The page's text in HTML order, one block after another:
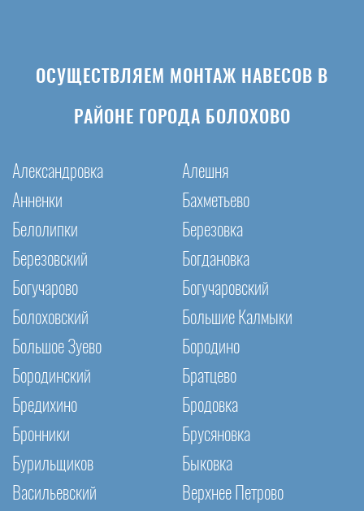
ОСУЩЕСТВЛЯЕМ МОНТАЖ НАВЕСОВ В
РАЙОНЕ ГОРОДА БОЛОХОВО
Александровка
Алешня
Анненки
Бахметьево
Белолипки
Березовка
Березовский
Богдановка
Богучарово
Богучаровский
Болоховский
Большие Калмыки
Большое Зуево
Бородино
Бородинский
Братцево
Бредихино
Бродовка
Бронники
Брусяновка
Бурильщиков
Быковка
Васильевский
Верхнее Петрово